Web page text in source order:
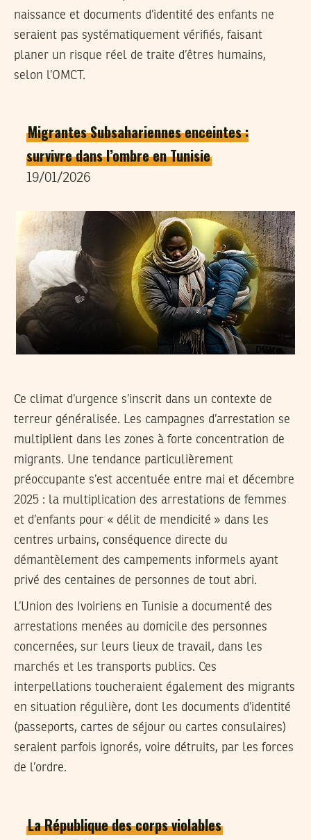
naissance et documents d’identité des enfants ne
seraient pas systématiquement vérifiés, faisant
planer un risque réel de traite d’êtres humains,
selon l’OMCT.
Migrantes Subsahariennes enceintes :
survivre dans l’ombre en Tunisie
19/01/2026
Ce climat d’urgence s’inscrit dans un contexte de
terreur généralisée. Les campagnes d’arrestation se
multiplient dans les zones à forte concentration de
migrants. Une tendance particulièrement
préoccupante s’est accentuée entre mai et décembre
2025 : la multiplication des arrestations de femmes
et d’enfants pour « délit de mendicité » dans les
centres urbains, conséquence directe du
démantèlement des campements informels ayant
privé des centaines de personnes de tout abri.
L’Union des Ivoiriens en Tunisie a documenté des
arrestations menées au domicile des personnes
concernées, sur leurs lieux de travail, dans les
marchés et les transports publics. Ces
interpellations toucheraient également des migrants
en situation régulière, dont les documents d’identité
(passeports, cartes de séjour ou cartes consulaires)
seraient parfois ignorés, voire détruits, par les forces
de l’ordre.
La République des corps violables